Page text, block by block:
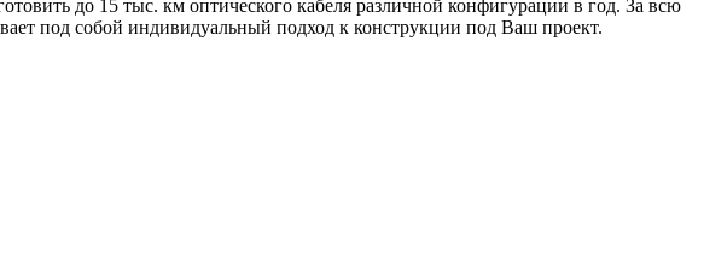
до 15 тыс. км оптического кабеля различной конфигурации в год. За всю
под собой индивидуальный подход к конструкции под Ваш проект.